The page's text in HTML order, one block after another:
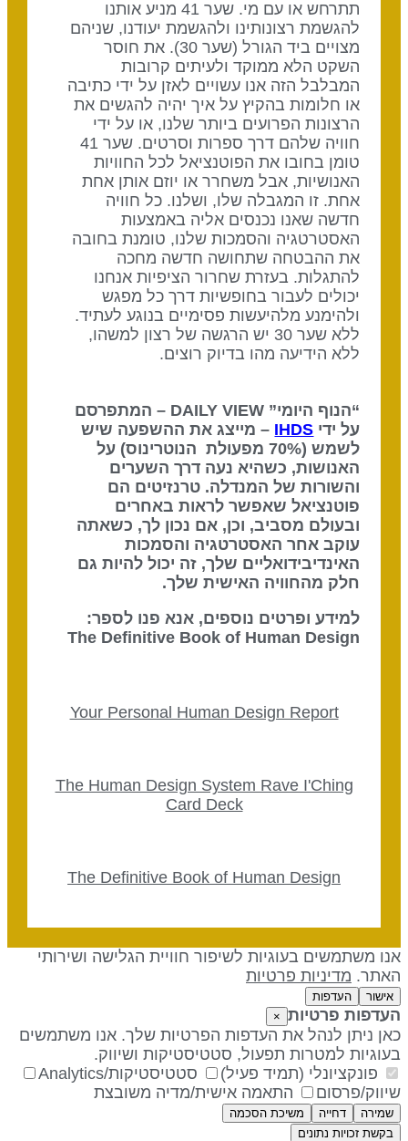
תתרחש או עם מי. שער 41 מניע אותנו
להגשמת רצונותינו ולהגשמת יעודנו, שניהם
מצויים ביד הגורל (שער 30). את חוסר
השקט הלא ממוקד ולעיתים קרובות
המבלבל הזה אנו עשויים לאזן על ידי כתיבה
או חלומות בהקיץ על איך יהיה להגשים את
הרצונות הפרועים ביותר שלנו, או על ידי
חוויה שלהם דרך ספרות וסרטים. שער 41
טומן בחובו את הפוטנציאל לכל החוויות
האנושיות, אבל משחרר או יוזם אותן אחת
אחת. זו המגבלה שלו, ושלנו. כל חוויה
חדשה שאנו נכנסים אליה באמצעות
האסטרטגיה והסמכות שלנו, טומנת בחובה
את ההבטחה שתחושה חדשה מחכה
להתגלות. בעזרת שחרור הציפיות אנחנו
יכולים לעבור בחופשיות דרך כל מפגש
ולהימנע מלהיעשות פסימיים בנוגע לעתיד.
ללא שער 30 יש הרגשה של רצון למשהו,
ללא הידיעה מהו בדיוק רוצים.
“הנוף היומי” DAILY VIEW – המתפרסם
על ידיIHDS – מייצג את ההשפעה שיש
לשמש (70% מפעולת הנוטרינוס) על
האנושות, כשהיא נעה דרך השערים
והשורות של המנדלה. טרנזיטים הם
פוטנציאל שאפשר לראות באחרים
ובעולם מסביב, וכן, אם נכון לך, כשאתה
עוקב אחר האסטרטגיה והסמכות
האינדיבידואליים שלך, זה יכול להיות גם
חלק מהחוויה האישית שלך.
למידע ופרטים נוספים, אנא פנו לספר:
The Definitive Book of Human Design
Your Personal Human Design Report
The Human Design System Rave I'Ching
Card Deck
The Definitive Book of Human Design
משתמשים בעוגיות לשיפור חוויית הגלישה ושירותי
מדיניות פרטיות
אישור העדפות
פרטיות ×
ניתן לנהל את העדפות הפרטיות שלך. אנו משתמשים
למטרות תפעול, סטטיסטיקות ושיווק.
פונקציונלי (תמיד פעיל)
סטטיסטיקות/Analytics
פרסום
התאמה אישית/מדיה משובצת
שמירה דחייה
משיכת הסכמה
בקשת זכויות נתונים